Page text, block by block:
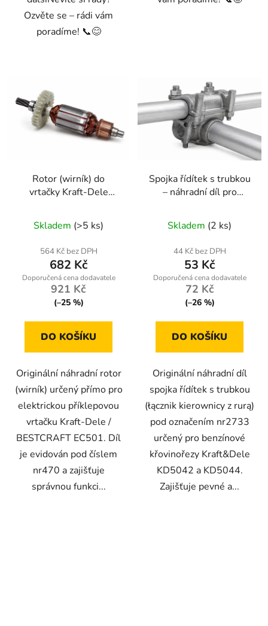
Ozvěte se – rádi vám
poradíme! 📞😊
Rotor (wirník) do
vrtačky Kraft-Dele
nr470
Skladem (>5 ks)
564 Kč bez DPH
682 Kč
921 Kč
(–25 %)
DO KOŠÍKU
Originální náhradní rotor
(wirník) určený přímo pro
elektrickou příklepovou
vrtačku Kraft-Dele /
BESTCRAFT EC501. Díl
je evidován pod číslem
nr470 a zajišťuje
správnou funkci...
Spojka řídítek s trubkou
– náhradní díl pro
KD5044 (nr2733)
Skladem (2 ks)
44 Kč bez DPH
53 Kč
72 Kč
(–26 %)
DO KOŠÍKU
Originální náhradní díl
spojka řídítek s trubkou
(łącznik kierownicy z rurą)
pod označením nr2733
určený pro benzínové
křovinořezy Kraft&Dele
KD5042 a KD5044.
Zajišťuje pevné a...